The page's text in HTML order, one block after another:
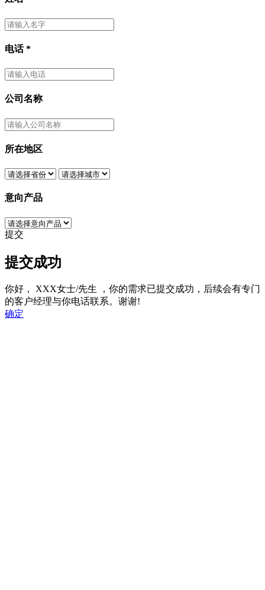
电话*
公司名称
所在地区
意向产品
提交
提交成功
你好， XXX女士/先生
，你的需求已提交成功，后续会有专门
的客户经理与你电话联系。谢谢!
确定